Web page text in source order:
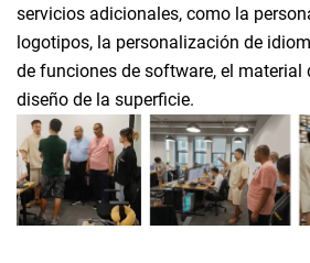
servicios adicionales, como la
logotipos, la personalización de
de funciones de software, el material
diseño de la superficie.